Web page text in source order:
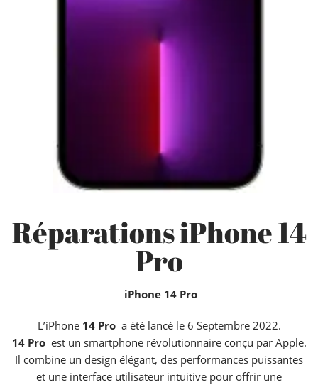
Réparations iPhone 14
Pro
iPhone 14 Pro
L’iPhone 14 Pro a été lancé le 6 Septembre 2022.
14 Pro est un smartphone révolutionnaire conçu par Apple.
Il combine un design élégant, des performances puissantes
et une interface utilisateur intuitive pour offrir une